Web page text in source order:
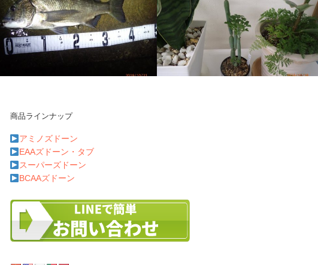
商品ラインナップ
アミノズドーン
EAAズドーン・タブ
スーパーズドーン
BCAAズドーン